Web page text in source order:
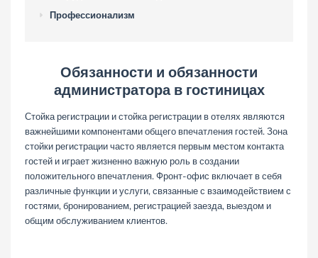
Профессионализм
Обязанности и обязанности
администратора в гостиницах
Стойка регистрации и стойка регистрации в отелях являются
важнейшими компонентами общего впечатления гостей. Зона
стойки регистрации часто является первым местом контакта
гостей и играет жизненно важную роль в создании
положительного впечатления. Фронт-офис включает в себя
различные функции и услуги, связанные с взаимодействием с
гостями, бронированием, регистрацией заезда, выездом и
общим обслуживанием клиентов.